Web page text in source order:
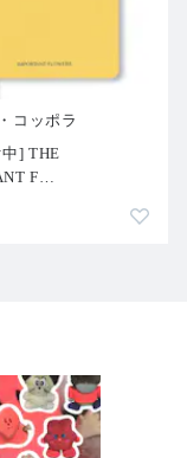
コッポラ
] THE
F…